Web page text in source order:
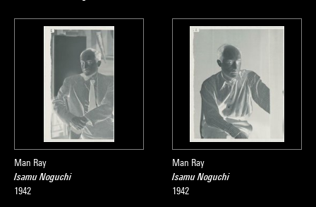
Man Ray
Isamu Noguchi
1942
Man Ray
Isamu Noguchi
1942